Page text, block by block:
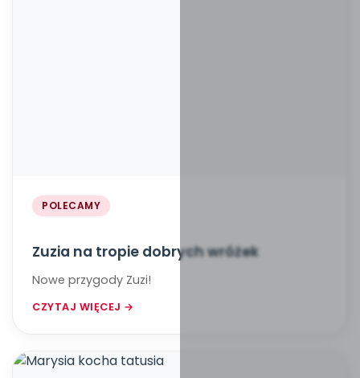
POLECAMY
Zuzia na tropie dobrych wróżek
Nowe przygody Zuzi!
CZYTAJ WIĘCEJ →